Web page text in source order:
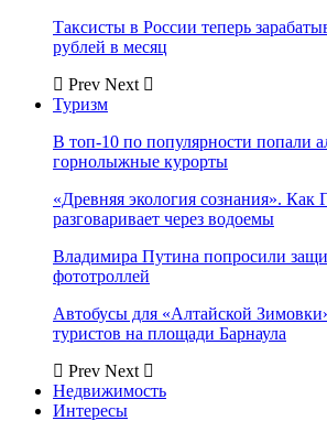
Таксисты в России теперь
рублей в месяц
Prev Next
Туризм
В топ-10 по популярности попали
горнолыжные курорты
«Древняя экология сознания». Как
разговаривает через водоемы
Владимира Путина попросили
фототроллей
Автобусы для «Алтайской
туристов на площади Барнаула
Prev Next
Недвижимость
Интересы